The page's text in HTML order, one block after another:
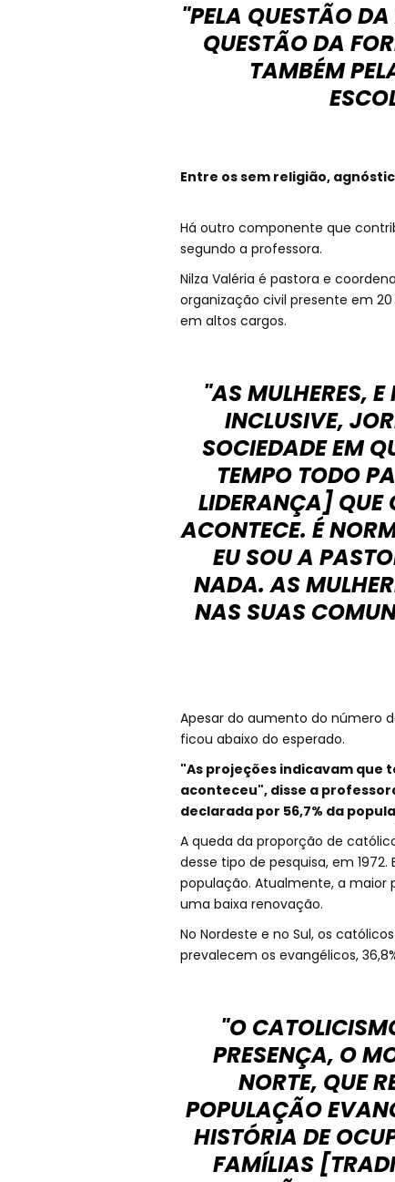
"PELA QUESTÃO
QUESTÃO DA
TAMBÉM
Entre os sem religião,
Há outro componente que
segundo a professora.
Nilza Valéria é pastora e
organização civil presente em
em altos cargos.
"AS MULHERES,
INCLUSIVE,
SOCIEDADE EM
TEMPO TODO
LIDERANÇA] QUE
ACONTECE. É
EU SOU A
NADA. AS
NAS SUAS
Apesar do aumento do número
ficou abaixo do esperado.
"As projeções indicavam que
aconteceu", disse a
declarada por 56,7% da
A queda da proporção de
desse tipo de pesquisa, em
população. Atualmente, a maior
uma baixa renovação.
No Nordeste e no Sul, os
prevalecem os evangélicos,
"O
PRESENÇA, O
NORTE, QUE
POPULAÇÃO
HISTÓRIA DE
FAMÍLIAS